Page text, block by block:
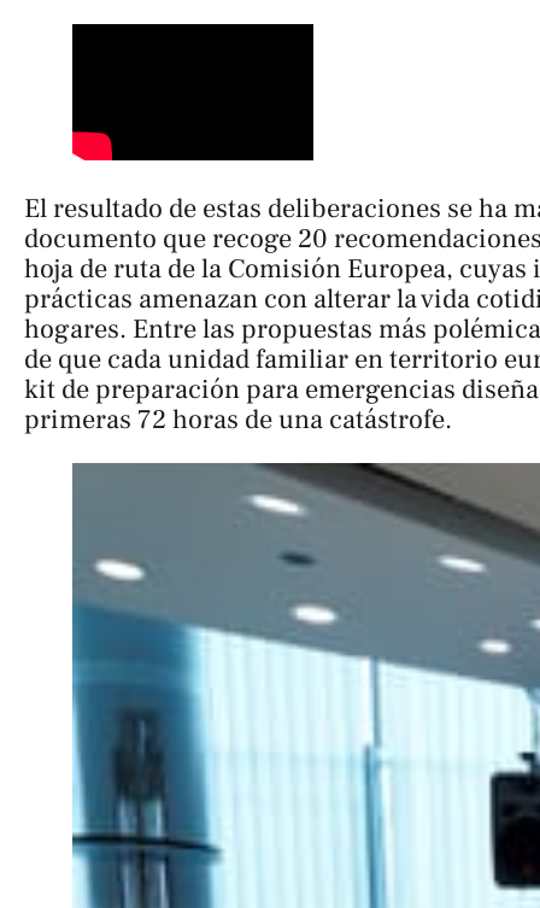
El resultado de estas deliberaciones se ha
documento que recoge 20
hoja de ruta de la Comisión Europea,
prácticas amenazan con alterar la vida
hogares. Entre las propuestas más
de que cada unidad familiar en territorio
kit de preparación para emergencias
primeras 72 horas de una catástrofe.